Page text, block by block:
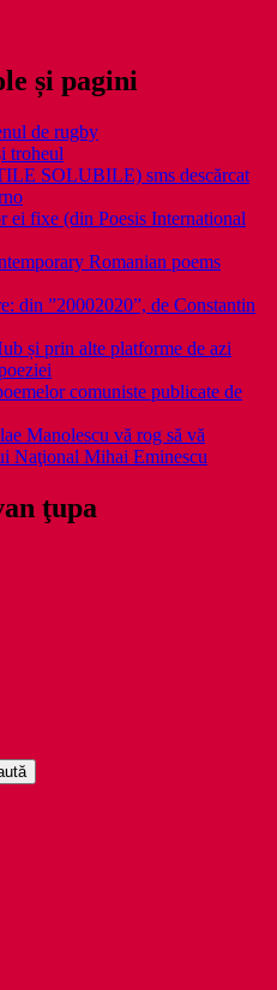
și pagini
de rugby
troheul
SOLUBILE) sms descărcat
ei fixe (din Poesis International
Romanian poems
din ”20002020”, de Constantin
și prin alte platforme de azi
comuniste publicate de
Manolescu vă rog să vă
Naţional Mihai Eminescu
ţupa